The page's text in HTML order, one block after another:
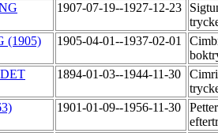
1907-07-19--1927-12-23
(1905)
1905-04-01--1937-02-01
1894-01-03--1944-11-30
1901-01-09--1956-11-30